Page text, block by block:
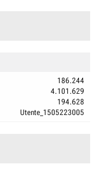
186.244
4.101.629
194.628
Utente_1505223005